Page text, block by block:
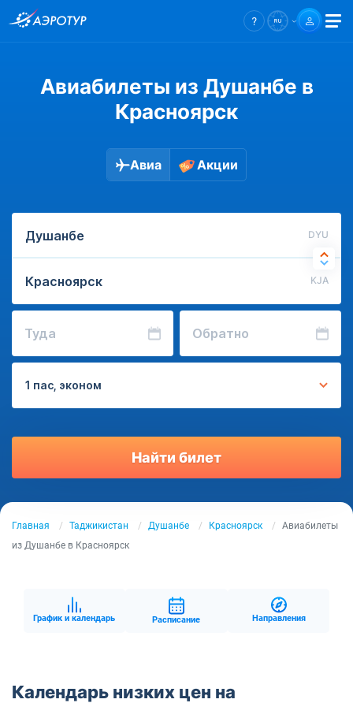
Авиабилеты из Душанбе в
Красноярск
Авиа Акции
DYU
KJA
Туда Обратно
1 пас, эконом
Найти билет
Главная Таджикистан Душанбе Красноярск
Авиабилеты
из Душанбе в Красноярск
График и календарь Расписание Направления
Календарь низких цен на